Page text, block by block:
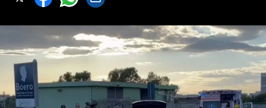
SULCIS IGLESIENTE
MEDIO CAMPIDANO
ORISTANO E PROVINCIA
SASSARI E PROVINCIA
GALLURA